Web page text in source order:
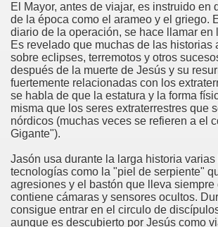
El Mayor, antes de viajar, es instruido en
de la época como el arameo y el griego.
diario de la operación, se hace llamar en
Es revelado que muchas de las historias
sobre eclipses, terremotos y otros
después de la muerte de Jesús y su
fuertemente relacionadas con los
se habla de que la estatura y la forma
misma que los seres extraterrestres que
nórdicos (muchas veces se refieren a el
Gigante").
Jasón usa durante la larga historia
tecnologías como la "piel de serpiente"
agresiones y el bastón que lleva siempre
contiene cámaras y sensores ocultos.
consigue entrar en el circulo de
aunque es descubierto por Jesús como